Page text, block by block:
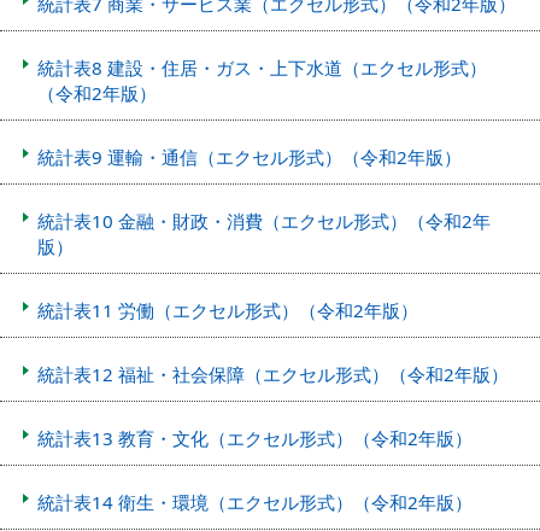
統計表8 建設・住居・ガス・上下水道（エクセル形式）
（令和2年版）
統計表9 運輸・通信（エクセル形式）（令和2年版）
統計表10 金融・財政・消費（エクセル形式）（令和2年
版）
統計表11 労働（エクセル形式）（令和2年版）
統計表12 福祉・社会保障（エクセル形式）（令和2年版）
統計表13 教育・文化（エクセル形式）（令和2年版）
統計表14 衛生・環境（エクセル形式）（令和2年版）